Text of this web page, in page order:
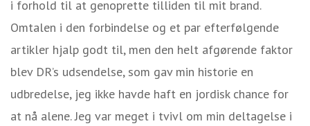
i forhold til at genoprette tilliden til mit brand.
Omtalen i den forbindelse og et par efterfølgende
artikler hjalp godt til, men den helt afgørende faktor
blev DR’s udsendelse, som gav min historie en
udbredelse, jeg ikke havde haft en jordisk chance for
at nå alene. Jeg var meget i tvivl om min deltagelse i